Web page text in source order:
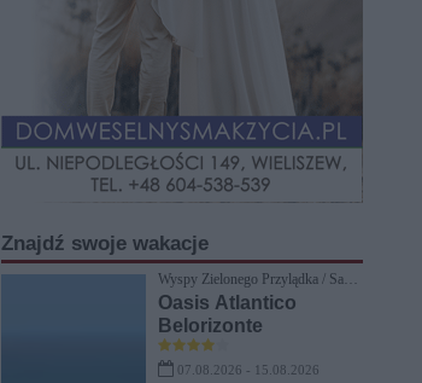
Znajdź swoje wakacje
Wyspy Zielonego Przylądka / Santa
Maria
Oasis Atlantico
Belorizonte
07.08.2026 - 15.08.2026